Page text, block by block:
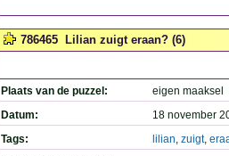
786465 Lilian zuigt eraan? (6)
Plaats van de puzzel:
eigen maaksel
Datum:
18 november
Tags:
lilian, zuigt,